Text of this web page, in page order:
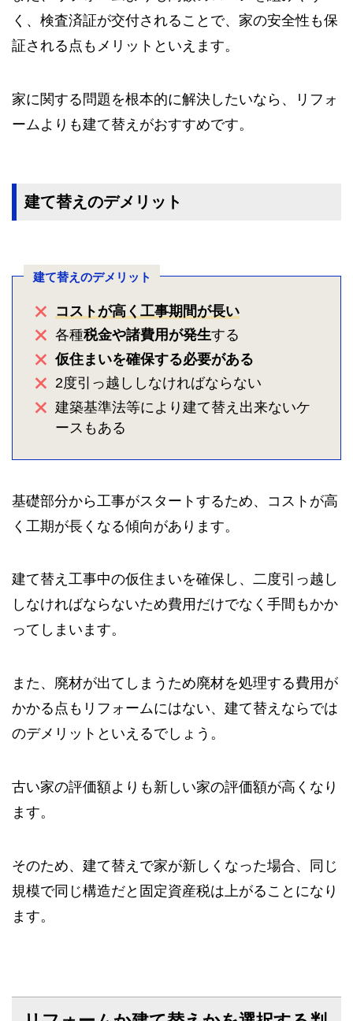
く、検査済証が交付されることで、家の安全性も保
証される点もメリットといえます。
家に関する問題を根本的に解決したいなら、リフォ
ームよりも建て替えがおすすめです。
建て替えのデメリット
建て替えのデメリット
コストが高く工事期間が長い
各種税金や諸費用が発生する
仮住まいを確保する必要がある
2度引っ越ししなければならない
建築基準法等により建て替え出来ないケ
ースもある
基礎部分から工事がスタートするため、コストが高
く工期が長くなる傾向があります。
建て替え工事中の仮住まいを確保し、二度引っ越し
しなければならないため費用だけでなく手間もかか
ってしまいます。
また、廃材が出てしまうため廃材を処理する費用が
かかる点もリフォームにはない、建て替えならでは
のデメリットといえるでしょう。
古い家の評価額よりも新しい家の評価額が高くなり
ます。
そのため、建て替えで家が新しくなった場合、同じ
規模で同じ構造だと固定資産税は上がることになり
ます。